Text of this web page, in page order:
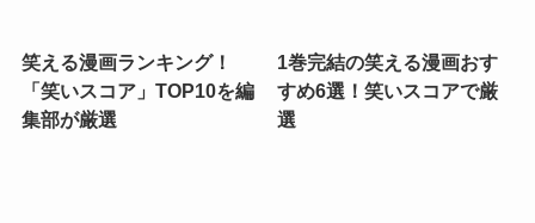
笑える漫画ランキング！
「笑いスコア」TOP10を編
集部が厳選
1巻完結の笑える漫画おす
すめ6選！笑いスコアで厳
選